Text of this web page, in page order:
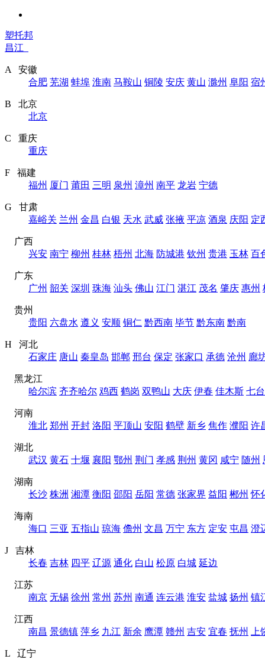
塑托邦
昌江
A 安徽
合肥 芜湖 蚌埠 淮南 马鞍山 铜陵 安庆 黄山 滁州 阜阳 宿
B 北京
北京
C 重庆
重庆
F 福建
福州 厦门 莆田 三明 泉州 漳州 南平 龙岩 宁德
G 甘肃
嘉峪关 兰州 金昌 白银 天水 武威 张掖 平凉 酒泉 庆阳 定
广西
兴安 南宁 柳州 桂林 梧州 北海 防城港 钦州 贵港 玉林 百
广东
广州 韶关 深圳 珠海 汕头 佛山 江门 湛江 茂名 肇庆 惠州
贵州
贵阳 六盘水 遵义 安顺 铜仁 黔西南 毕节 黔东南 黔南
H 河北
石家庄 唐山 秦皇岛 邯郸 邢台 保定 张家口 承德 沧州 廊
黑龙江
哈尔滨 齐齐哈尔 鸡西 鹤岗 双鸭山 大庆 伊春 佳木斯 七
河南
淮北 郑州 开封 洛阳 平顶山 安阳 鹤壁 新乡 焦作 濮阳 许
湖北
武汉 黄石 十堰 襄阳 鄂州 荆门 孝感 荆州 黄冈 咸宁 随州
湖南
长沙 株洲 湘潭 衡阳 邵阳 岳阳 常德 张家界 益阳 郴州 怀
海南
海口 三亚 五指山 琼海 儋州 文昌 万宁 东方 定安 屯昌 澄
J 吉林
长春 吉林 四平 辽源 通化 白山 松原 白城 延边
江苏
南京 无锡 徐州 常州 苏州 南通 连云港 淮安 盐城 扬州 镇
江西
南昌 景德镇 萍乡 九江 新余 鹰潭 赣州 吉安 宜春 抚州 上
L 辽宁